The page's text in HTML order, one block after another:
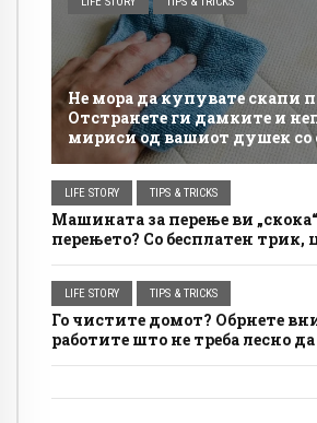
Не мора да купувате скапи
Отстранете ги дамките и
мириси од вашиот душек со
едноставен трик
LIFE STORY TIPS & TRICKS
Машината за перење ви
перењето? Со бесплатен трик,
LIFE STORY TIPS & TRICKS
Го чистите домот? Обрнете
работите што не треба лесно